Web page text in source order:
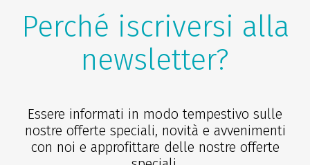
Perché iscriversi alla
newsletter?
Essere informati in modo tempestivo sulle
nostre offerte speciali, novità e avvenimenti
con noi e approfittare delle nostre offerte